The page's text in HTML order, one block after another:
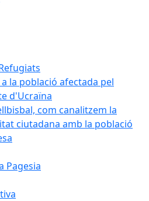
la població afectada pel
d'Ucraïna
com canalitzem la
ciutadana amb la població
Pagesia